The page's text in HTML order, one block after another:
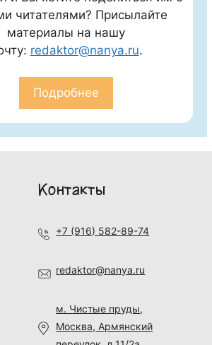
читателями? Присылайте
материалы на нашу
redaktor@nanya.ru.
Подробнее
Контакты
+7 (916) 582-89-74
redaktor@nanya.ru
м. Чистые пруды,
Москва, Армянский